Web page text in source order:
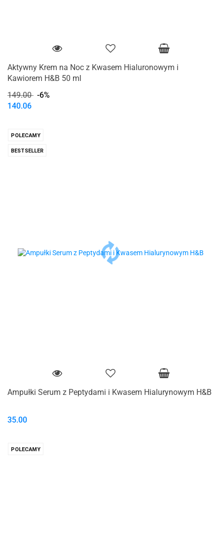
Aktywny Krem na Noc z Kwasem Hialuronowym i
Kawiorem H&B 50 ml
149.00 -6%
140.06
POLECAMY
BESTSELLER
Ampułki Serum z Peptydami i Kwasem Hialurynowym H&B
35.00
POLECAMY